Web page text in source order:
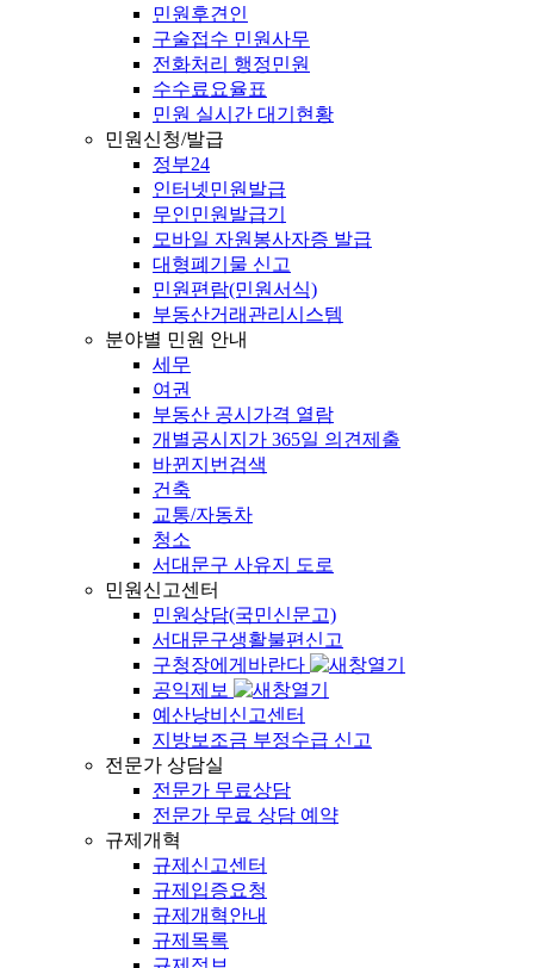
민원후견인
구술접수 민원사무
전화처리 행정민원
수수료요율표
민원 실시간 대기현황
민원신청/발급
정부24
인터넷민원발급
무인민원발급기
모바일 자원봉사자증 발급
대형폐기물 신고
민원편람(민원서식)
부동산거래관리시스템
분야별 민원 안내
세무
여권
부동산 공시가격 열람
개별공시지가 365일 의견제출
바뀐지번검색
건축
교통/자동차
청소
서대문구 사유지 도로
민원신고센터
민원상담(국민신문고)
서대문구생활불편신고
구청장에게바란다
공익제보
예산낭비신고센터
지방보조금 부정수급 신고
전문가 상담실
전문가 무료상담
전문가 무료 상담 예약
규제개혁
규제신고센터
규제입증요청
규제개혁안내
규제목록